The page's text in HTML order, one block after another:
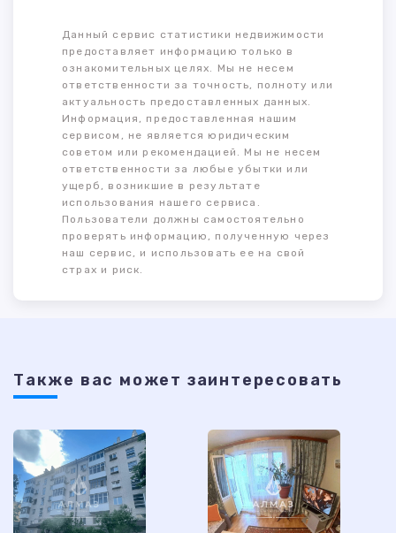
Данный сервис статистики недвижимости
предоставляет информацию только в
ознакомительных целях. Мы не несем
ответственности за точность, полноту или
актуальность предоставленных данных.
Информация, предоставленная нашим
сервисом, не является юридическим
советом или рекомендацией. Мы не несем
ответственности за любые убытки или
ущерб, возникшие в результате
использования нашего сервиса.
Пользователи должны самостоятельно
проверять информацию, полученную через
наш сервис, и использовать ее на свой
страх и риск.
Также ваc может заинтересовать